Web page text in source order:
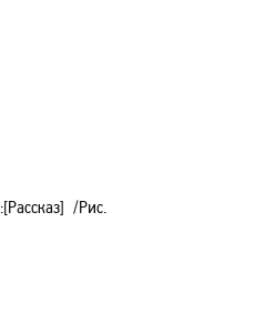
:[Рассказ] /Рис.